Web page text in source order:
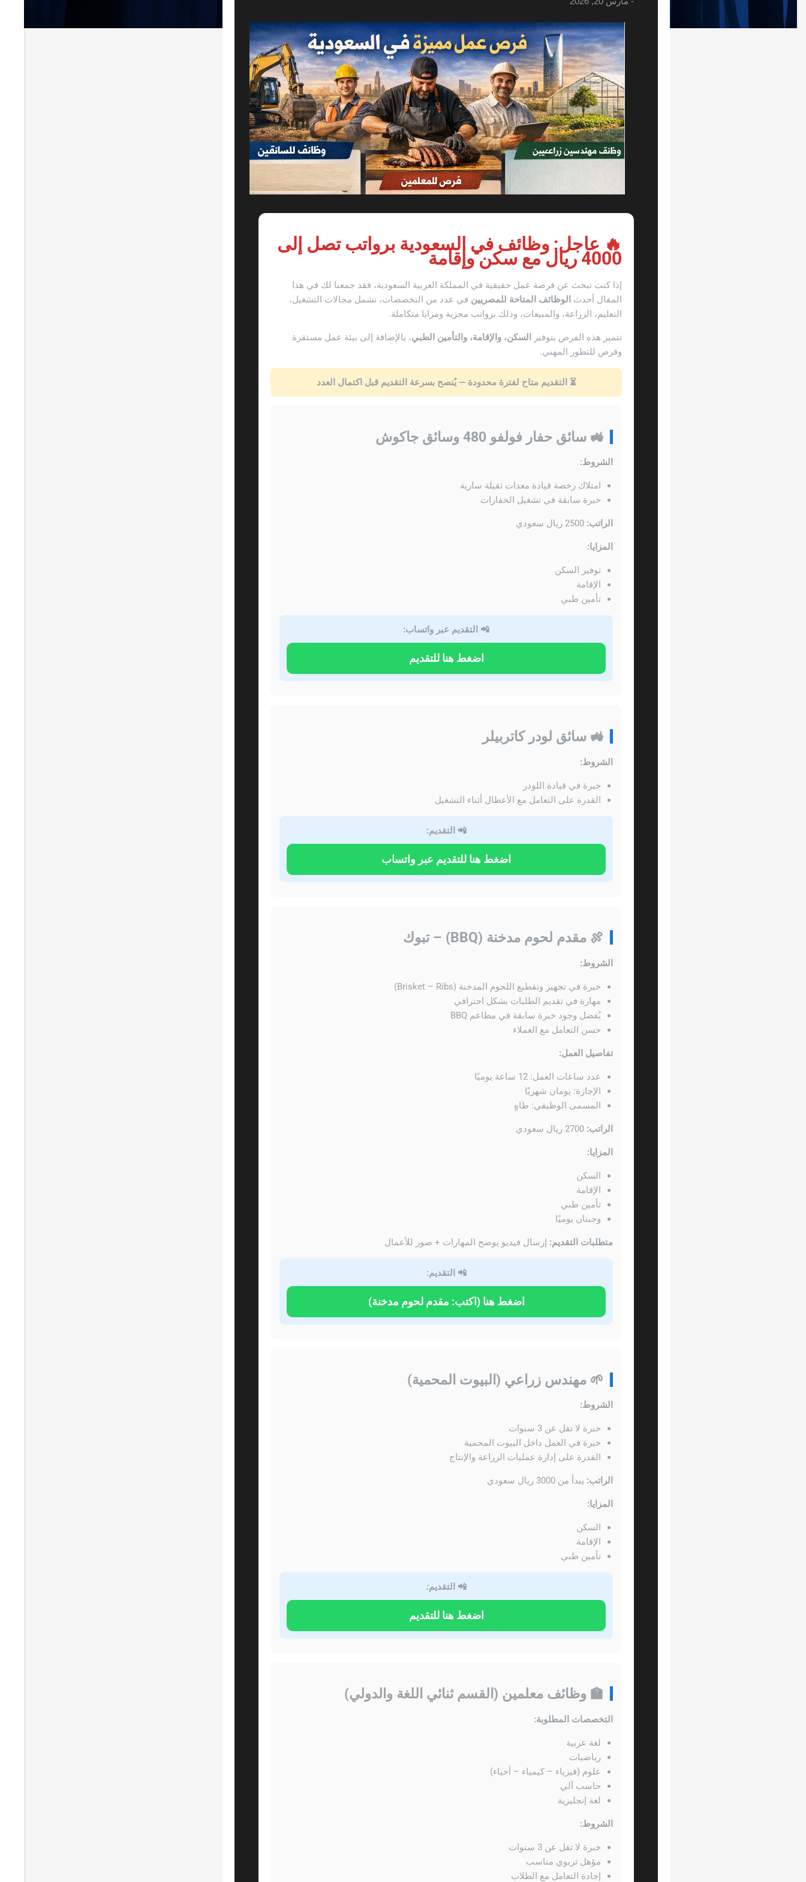
🔥 عاجل: وظائف في السعودية برواتب تصل إلى
4000 ريال مع سكن وإقامة
إذا كنت تبحث عن فرصة عمل حقيقية في المملكة العربية السعودية، فقد جمعنا لك في هذا
المقال أحدث الوظائف المتاحة للمصريين في عدد من التخصصات، تشمل مجالات التشغيل،
التعليم، الزراعة، والمبيعات، وذلك برواتب مجزية ومزايا متكاملة.
تتميز هذه الفرص بتوفير السكن، والإقامة، والتأمين الطبي، بالإضافة إلى بيئة عمل مستقرة
وفرص للتطور المهني.
⏳ التقديم متاح لفترة محدودة — يُنصح بسرعة التقديم قبل اكتمال العدد
🚜 سائق حفار فولفو 480 وسائق جاكوش
الشروط:
امتلاك رخصة قيادة معدات ثقيلة سارية
خبرة سابقة في تشغيل الحفارات
الراتب:
المزايا:
توفير السكن
الإقامة
تأمين طبي
📲 التقديم عبر واتساب:
اضغط هنا للتقديم
🚜 سائق لودر كاتربيلر
الشروط:
خبرة في قيادة اللودر
القدرة على التعامل مع الأعطال أثناء التشغيل
📲 التقديم:
اضغط هنا للتقديم عبر واتساب
🍖 مقدم لحوم مدخنة (BBQ) – تبوك
الشروط:
خبرة في تجهيز وتقطيع اللحوم المدخنة (Brisket – Ribs)
مهارة في تقديم الطلبات بشكل احترافي
يُفضل وجود خبرة سابقة في مطاعم BBQ
حسن التعامل مع العملاء
تفاصيل العمل:
عدد ساعات العمل: 12 ساعة يوميًا
الإجازة: يومان شهريًا
المسمى الوظيفي: طاهٍ
الراتب:
المزايا:
السكن
الإقامة
تأمين طبي
وجبتان يوميًا
متطلبات التقديم: إرسال فيديو يوضح المهارات + صور للأعمال
📲 التقديم:
اضغط هنا (اكتب: مقدم لحوم مدخنة)
🌱 مهندس زراعي (البيوت المحمية)
الشروط:
خبرة لا تقل عن 3 سنوات
خبرة في العمل داخل البيوت المحمية
القدرة على إدارة عمليات الزراعة والإنتاج
الراتب: يبدأ من 3000 ريال سعودي
المزايا:
السكن
الإقامة
تأمين طبي
📲 التقديم:
اضغط هنا للتقديم
🏫 وظائف معلمين (القسم ثنائي اللغة والدولي)
التخصصات المطلوبة:
لغة عربية
رياضيات
علوم (فيزياء – كيمياء – أحياء)
حاسب آلي
لغة إنجليزية
الشروط:
خبرة لا تقل عن 3 سنوات
مؤهل تربوي مناسب
إجادة التعامل مع الطلاب